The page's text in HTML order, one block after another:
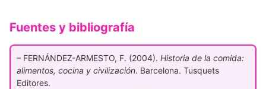
Fuentes y bibliografía
– FERNÁNDEZ-ARMESTO, F. (2004). Historia de la comida:
alimentos, cocina y civilización. Barcelona. Tusquets
Editores.